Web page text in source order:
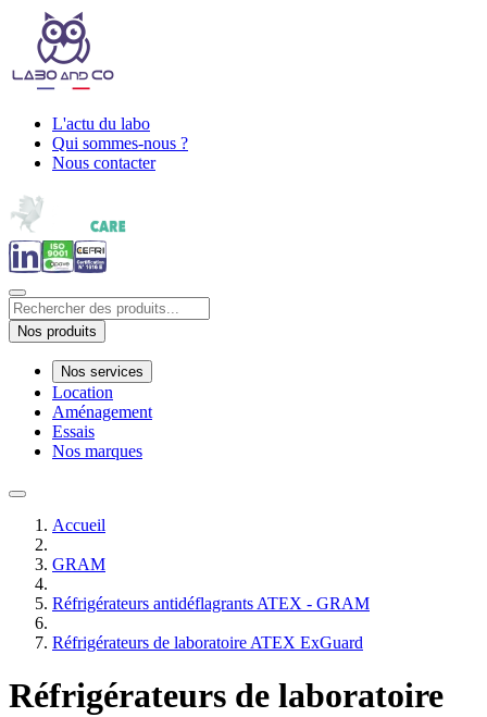
L'actu du labo
Qui sommes-nous ?
Nous contacter
Nos produits
Nos services
Location
Aménagement
Essais
Nos marques
Accueil
GRAM
Réfrigérateurs antidéflagrants ATEX - GRAM
Réfrigérateurs de laboratoire ATEX ExGuard
Réfrigérateurs de laboratoire